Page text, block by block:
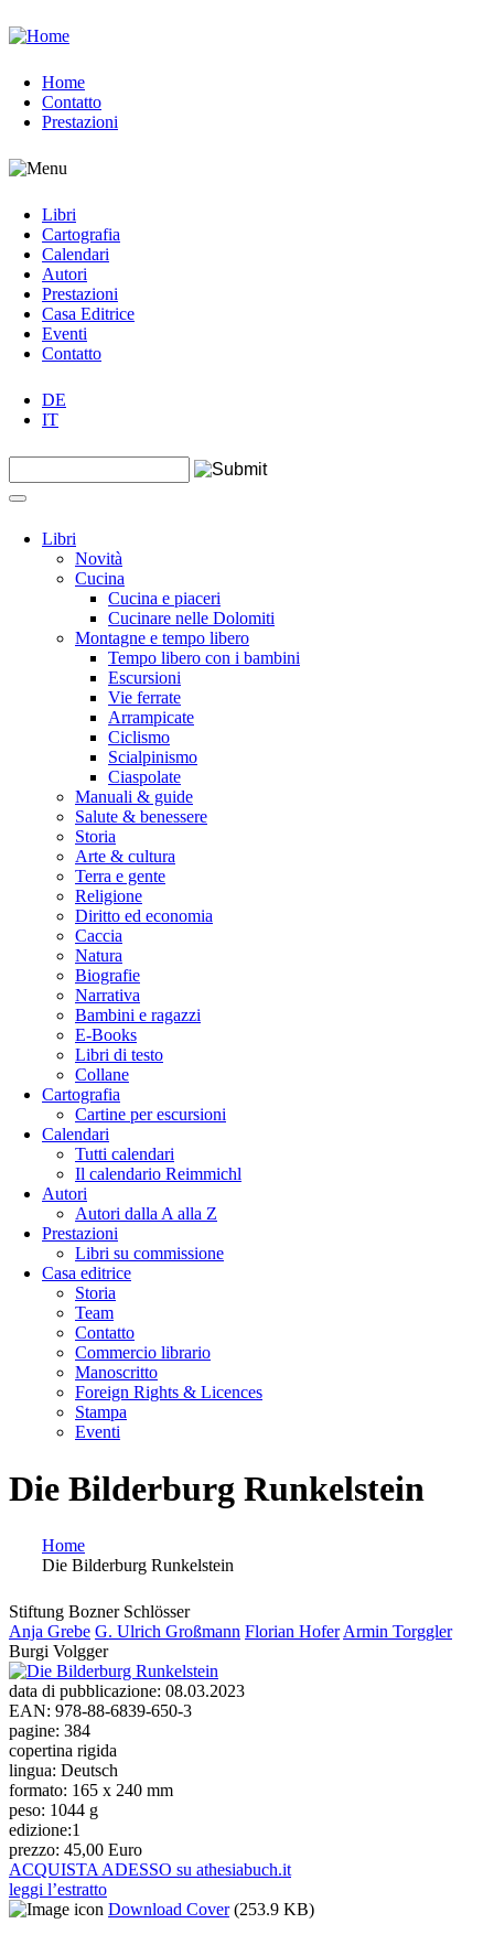
Jump to navigation
Home
Contatto
Prestazioni
Libri
Cartografia
Calendari
Autori
Prestazioni
Casa Editrice
Eventi
Contatto
DE
IT
Form di ricerca
Libri
Novità
Cucina
Cucina e piaceri
Cucinare nelle Dolomiti
Montagne e tempo libero
Tempo libero con i bambini
Escursioni
Vie ferrate
Arrampicate
Ciclismo
Scialpinismo
Ciaspolate
Manuali & guide
Salute & benessere
Storia
Arte & cultura
Terra e gente
Religione
Diritto ed economia
Caccia
Natura
Biografie
Narrativa
Bambini e ragazzi
E-Books
Libri di testo
Collane
Cartografia
Cartine per escursioni
Calendari
Tutti calendari
Il calendario Reimmichl
Autori
Autori dalla A alla Z
Prestazioni
Libri su commissione
Casa editrice
Storia
Team
Contatto
Commercio librario
Manoscritto
Foreign Rights & Licences
Stampa
Eventi
Die Bilderburg Runkelstein
Tu sei qui
Home
Die Bilderburg Runkelstein
Stiftung Bozner Schlösser
Anja Grebe G. Ulrich Großmann Florian Hofer Armin Torggler
Burgi Volgger
data di pubblicazione: 08.03.2023
EAN: 978-88-6839-650-3
pagine: 384
copertina rigida
lingua: Deutsch
formato: 165 x 240 mm
peso: 1044 g
edizione:1
prezzo: 45,00 Euro
ACQUISTA ADESSO su athesiabuch.it
leggi l’estratto
Download Cover (253.9 KB)